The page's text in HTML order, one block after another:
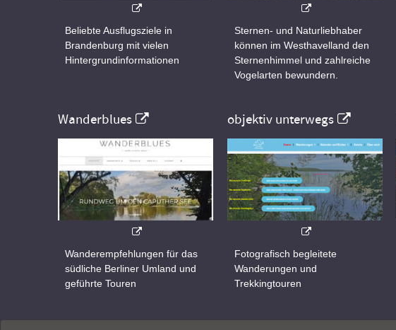
Beliebte Ausflugsziele in
Brandenburg mit vielen
Hintergrundinformationen
Sternen- und Naturliebhaber
können im Westhavelland den
Sternenhimmel und zahlreiche
Vogelarten bewundern.
Wanderblues
Wanderempfehlungen für das
südliche Berliner Umland und
geführte Touren
objektiv unterwegs
Fotografisch begleitete
Wanderungen und
Trekkingtouren